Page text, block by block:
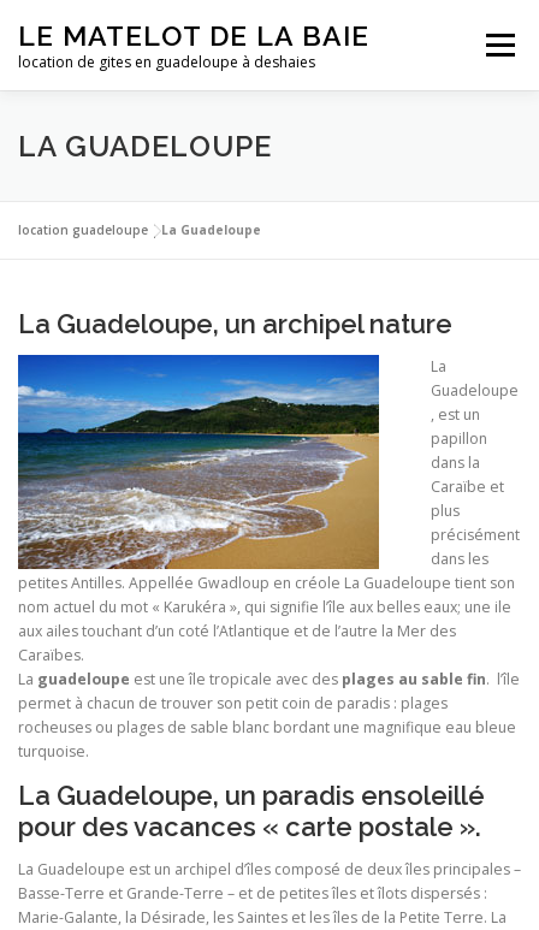
contenu
LE MATELOT DE LA BAIE
location de gites en guadeloupe à deshaies
Menu
ACCUEIL NOS LOCATIONS
LA GUADELOUPE TARIFS
LA GUADELOUPE
location guadeloupe |La Guadeloupe
La Guadeloupe, un archipel nature
La
Guadeloupe
, est un
papillon
dans la
Caraïbe et
plus
précisément
dans les
petites Antilles. Appellée Gwadloup en créole La Guadeloupe tient son
nom actuel du mot « Karukéra », qui signifie l’île aux belles eaux; une ile
aux ailes touchant d’un coté l’Atlantique et de l’autre la Mer des
Caraïbes.
La guadeloupe est une île tropicale avec des plages au sable fin. l’île
permet à chacun de trouver son petit coin de paradis : plages
rocheuses ou plages de sable blanc bordant une magnifique eau bleue
turquoise.
La Guadeloupe, un paradis ensoleillé
pour des vacances « carte postale ».
La Guadeloupe est un archipel d’îles composé de deux îles principales –
Basse-Terre et Grande-Terre – et de petites îles et îlots dispersés :
Marie-Galante, la Désirade, les Saintes et les îles de la Petite Terre. La